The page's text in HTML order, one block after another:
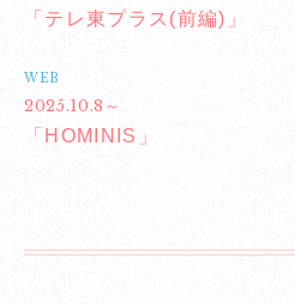
「テレ東プラス(前編)」
WEB
2025.10.8～
「HOMINIS」